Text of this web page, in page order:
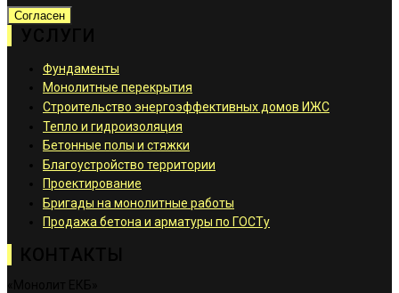
Согласен
Фундаменты
Монолитные перекрытия
Строительство энергоэффективных домов ИЖС
Тепло и гидроизоляция
Бетонные полы и стяжки
Благоустройство территории
Проектирование
Бригады на монолитные работы
Продажа бетона и арматуры по ГОСТу